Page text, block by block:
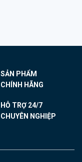
SẢN PHẨM
CHÍNH HÃNG
HỖ TRỢ 24/7
CHUYÊN NGHIỆP